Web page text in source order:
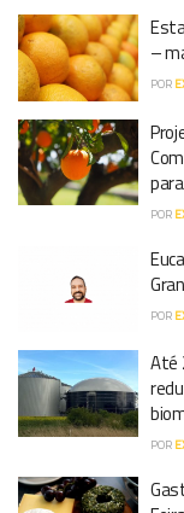
–
POR
POR
POR
Até
POR